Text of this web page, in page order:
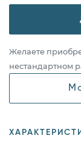
Желаете
нестандартном